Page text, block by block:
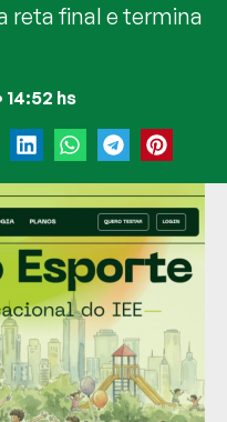
reta final e termina
14:52 hs